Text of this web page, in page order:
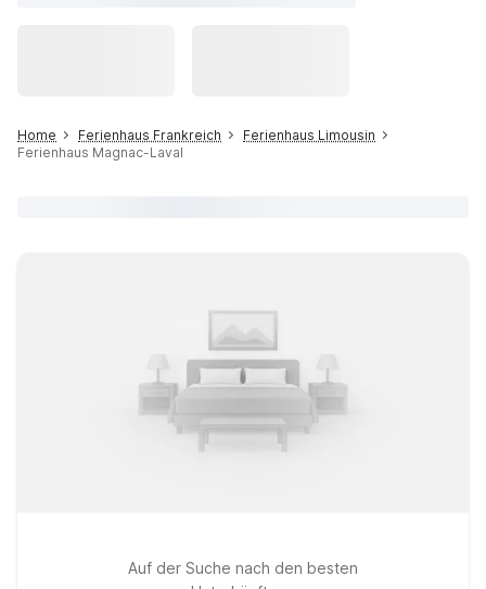
Home Ferienhaus Frankreich
Ferienhaus Limousin
Ferienhaus Magnac-Laval
Auf der Suche nach den besten